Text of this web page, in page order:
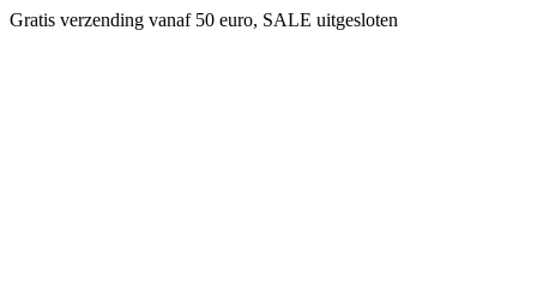
Gratis verzending vanaf 50 euro, SALE uitgesloten